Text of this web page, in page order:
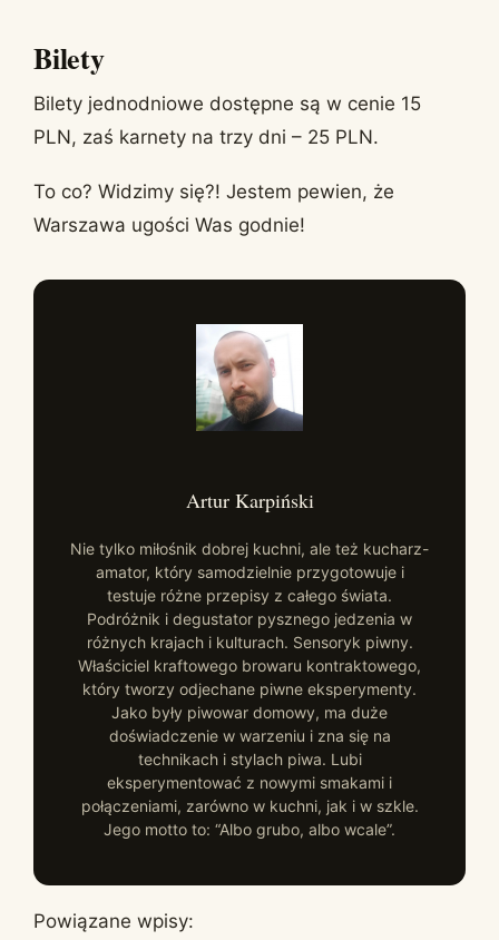
Bilety
Bilety jednodniowe dostępne są w cenie 15
PLN, zaś karnety na trzy dni – 25 PLN.
To co? Widzimy się?! Jestem pewien, że
Warszawa ugości Was godnie!
Artur Karpiński
Nie tylko miłośnik dobrej kuchni, ale też kucharz-
amator, który samodzielnie przygotowuje i
testuje różne przepisy z całego świata.
Podróżnik i degustator pysznego jedzenia w
różnych krajach i kulturach. Sensoryk piwny.
Właściciel kraftowego browaru kontraktowego,
który tworzy odjechane piwne eksperymenty.
Jako były piwowar domowy, ma duże
doświadczenie w warzeniu i zna się na
technikach i stylach piwa. Lubi
eksperymentować z nowymi smakami i
połączeniami, zarówno w kuchni, jak i w szkle.
Jego motto to: “Albo grubo, albo wcale”.
Powiązane wpisy: